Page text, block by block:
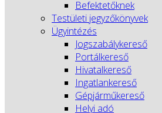
Befektetőknek
Testületi jegyzőkönyvek
Ügyintézés
Jogszabálykereső
Portálkereső
Hivatalkereső
Ingatlankereső
Gépjárműkereső
Helyi adó